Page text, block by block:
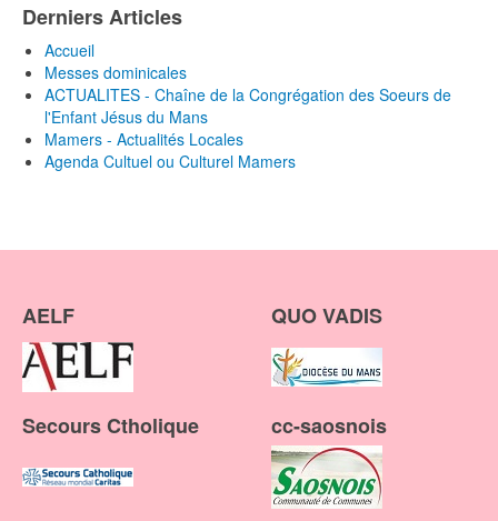
Derniers Articles
Accueil
Messes dominicales
ACTUALITES - Chaîne de la Congrégation des Soeurs de
l'Enfant Jésus du Mans
Mamers - Actualités Locales
Agenda Cultuel ou Culturel Mamers
AELF QUO VADIS
Secours Ctholique cc-saosnois